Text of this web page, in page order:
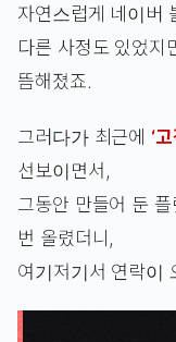
자연스럽게 네이버
다른 사정도 있었지
뜸해졌죠.
그러다가 최근에 ‘
선보이면서,
그동안 만들어 둔
번 올렸더니,
여기저기서 연락이